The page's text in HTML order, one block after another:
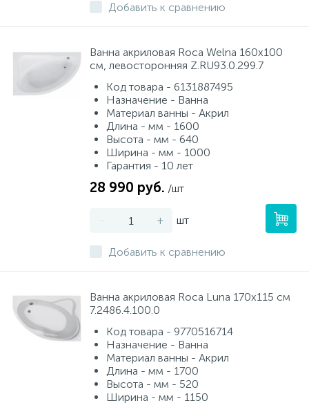
Добавить к сравнению
Ванна акриловая Roca Welna 160х100
см, левосторонняя Z.RU93.0.299.7
Код товара - 6131887495
Назначение - Ванна
Материал ванны - Акрил
Длина - мм - 1600
Высота - мм - 640
Ширина - мм - 1000
Гарантия - 10 лет
28 990 руб. /шт
- + шт
Добавить к сравнению
Ванна акриловая Roca Luna 170x115 см
7.2486.4.100.0
Код товара - 9770516714
Назначение - Ванна
Материал ванны - Акрил
Длина - мм - 1700
Высота - мм - 520
Ширина - мм - 1150